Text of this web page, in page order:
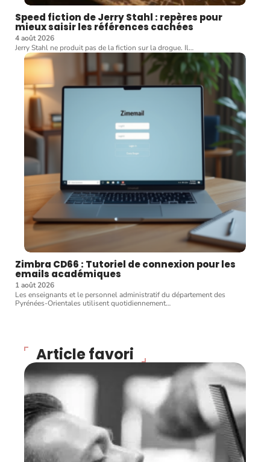
Speed fiction de Jerry Stahl : repères pour
mieux saisir les références cachées
4 août 2026
Jerry Stahl ne produit pas de la fiction sur la drogue. Il…
Zimbra CD66 : Tutoriel de connexion pour les
emails académiques
1 août 2026
Les enseignants et le personnel administratif du département des
Pyrénées-Orientales utilisent quotidiennement…
Article favori